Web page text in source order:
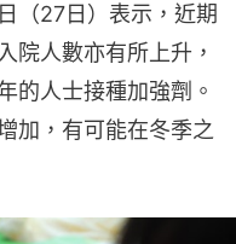
（27日）表示，近期
院人數亦有所上升，
的人士接種加強劑。
加，有可能在冬季之